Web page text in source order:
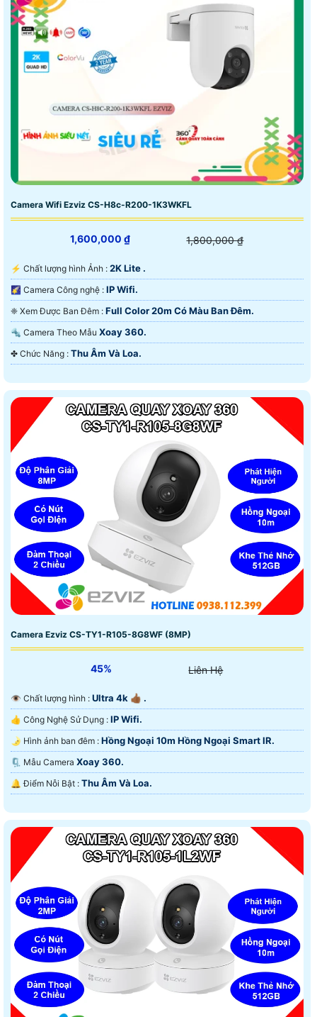
Camera Wifi Ezviz CS-H8c-R200-1K3WKFL
1,600,000 ₫ 1,800,000 ₫
️⚡ Chất lượng hình Ảnh : 2K Lite .
🌠 Camera Công nghệ : IP Wifi.
❈ Xem Được Ban Đêm : Full Color 20m Có Màu Ban Ðêm.
🔩 Camera Theo Mẫu Xoay 360.
️✤ Chức Năng : Thu Âm Và Loa.
Camera Ezviz CS-TY1-R105-8G8WF (8MP)
45% Liên Hệ
👁 Chất lượng hình : Ultra 4k 👍🏾 .
👍 Công Nghệ Sử Dụng : IP Wifi.
🌛 Hình ảnh ban đêm : Hồng Ngoại 10m Hồng Ngoại Smart IR.
🗜️ Mẫu Camera Xoay 360.
️🔔 Điểm Nỗi Bật : Thu Âm Và Loa.